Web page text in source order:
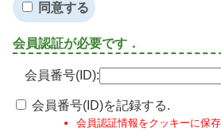
同意する
会員認証が必要です．
会員番号(ID):
会員番号(ID)を記録する.
会員認証情報をクッキーに保